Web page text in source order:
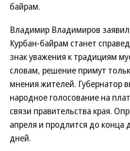
байрам.
Владимир Владимиров
Курбан-байрам станет
знак уважения к традициям
словам, решение примут
мнения жителей. Губернатор
народное голосование на
связи правительства края.
апреля и продлится до
дней.